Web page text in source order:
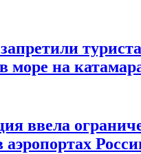
море на
ввела